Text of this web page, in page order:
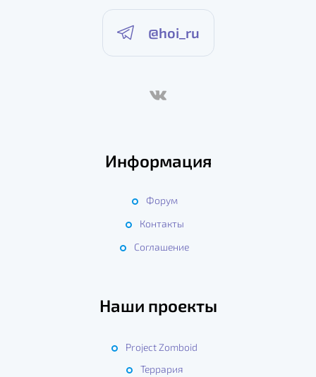
@hoi_ru
Информация
Форум
Контакты
Соглашение
Наши проекты
Project Zomboid
Террария